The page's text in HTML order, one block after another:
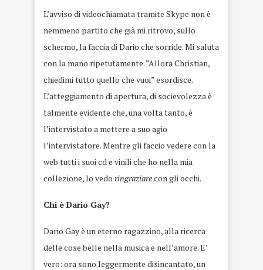
L’avviso di videochiamata tramite Skype non è
nemmeno partito che già mi ritrovo, sullo
schermo, la faccia di Dario che sorride. Mi saluta
con la mano ripetutamente. “Allora Christian,
chiedimi tutto quello che vuoi” esordisce.
L’atteggiamento di apertura, di socievolezza è
talmente evidente che, una volta tanto, è
l’intervistato a mettere a suo agio
l’intervistatore. Mentre gli faccio vedere con la
web tutti i suoi cd e vinili che ho nella mia
collezione, lo vedo ringraziarecon gli occhi.
Chi è Dario Gay?
Dario Gay è un eterno ragazzino, alla ricerca
delle cose belle nella musica e nell’amore. E’
vero: ora sono leggermente disincantato, un